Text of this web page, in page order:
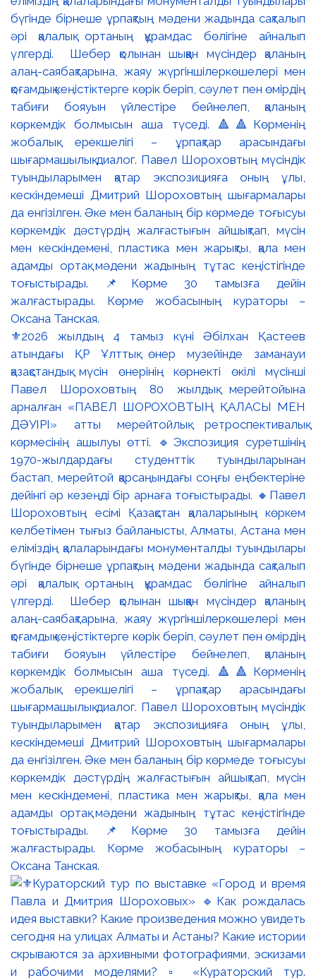
⚜️2026 жылдың 4 тамыз күні Әбілхан Қастеев
атындағы ҚР Ұлттық өнер музейінде заманауи
қазақстандық мүсін өнерінің көрнекті өкілі мүсінші
Павел Шороховтың 80 жылдық мерейтойына
арналған «ПАВЕЛ ШОРОХОВТЫҢ ҚАЛАСЫ МЕН
ДӘУІРІ» атты мерейтойлық ретроспективалық
көрмесінің ашылуы өтті. 🔹Экспозиция суретшінің
1970-жылдардағы студенттік туындыларынан
бастап, мерейтой қарсаңындағы соңғы еңбектеріне
дейінгі әр кезеңді бір арнаға тоғыстырады. 🔸Павел
Шороховтың есімі Қазақстан қалаларының көркем
келбетімен тығыз байланысты, Алматы, Астана мен
еліміздің қалаларындағы монументалды туындылары
бүгінде бірнеше ұрпақтың мәдени жадында сақталып
әрі қалалық ортаның құрамдас бөлігіне айналып
үлгерді. Шебер қолынан шыққан мүсіндер қаланың
алаң-саябақтарына, жаяу жүргіншілеркөшелері мен
қоғамдық кеңістіктерге көрік беріп, сәулет пен өмірдің
табиғи бояуын үйлестіре бейнелеп, қаланың
көркемдік болмысын аша түседі. 🔺🔺Көрменің
жобалық ерекшелігі – ұрпақтар арасындағы
шығармашылық диалог. Павел Шороховтың мүсіндік
туындыларымен қатар экспозицияға оның ұлы,
кескіндемеші Дмитрий Шороховтың шығармалары
да енгізілген. Әке мен баланың бір көрмеде тоғысуы
көркемдік дәстүрдің жалғастығын айшықтап, мүсін
мен кескіндемені, пластика мен жарықты, қала мен
адамды ортақ мәдени жадының тұтас кеңістігінде
тоғыстырады. 📌Көрме 30 тамызға дейін
жалғастырады. Көрме жобасының кураторы –
Оксана Танская.